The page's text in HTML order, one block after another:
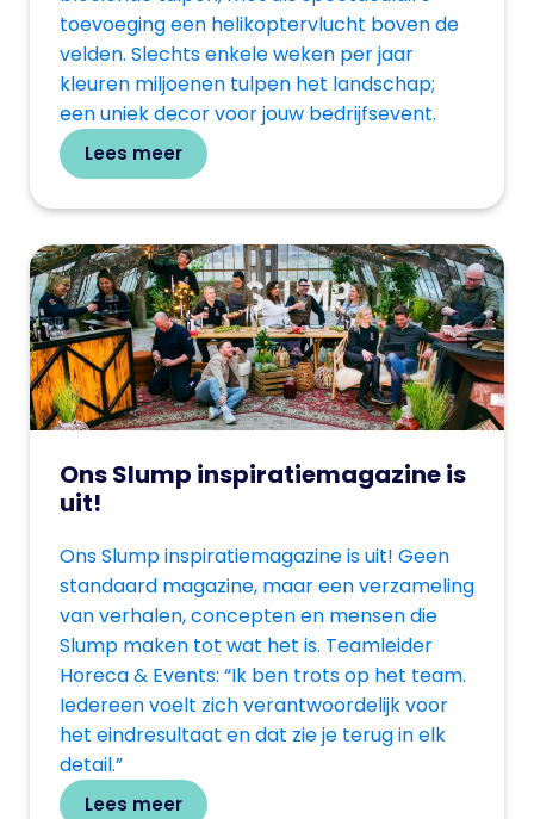
toevoeging een helikoptervlucht boven de
velden. Slechts enkele weken per jaar
kleuren miljoenen tulpen het landschap;
een uniek decor voor jouw bedrijfsevent.
Lees meer
Ons Slump inspiratiemagazine is
uit!
Ons Slump inspiratiemagazine is uit! Geen
standaard magazine, maar een verzameling
van verhalen, concepten en mensen die
Slump maken tot wat het is. Teamleider
Horeca & Events: “Ik ben trots op het team.
Iedereen voelt zich verantwoordelijk voor
het eindresultaat en dat zie je terug in elk
detail.”
Lees meer